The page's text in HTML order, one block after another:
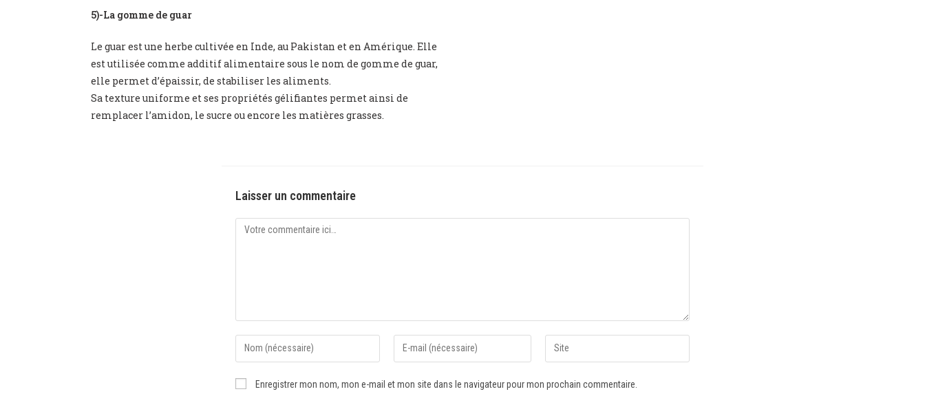
5)-La gomme de guar
Le guar est une herbe cultivée en Inde, au Pakistan et en Amérique. Elle
est utilisée comme additif alimentaire sous le nom de gomme de guar,
elle permet d’épaissir, de stabiliser les aliments.
Sa texture uniforme et ses propriétés gélifiantes permet ainsi de
remplacer l’amidon, le sucre ou encore les matières grasses.
Laisser un commentaire
Enregistrer mon nom, mon e-mail et mon site dans le navigateur pour mon prochain commentaire.